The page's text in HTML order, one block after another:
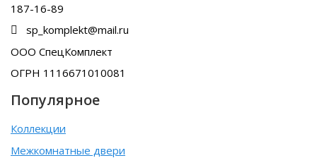
187-16-89
sp_komplekt@mail.ru
ООО СпецКомплект
ОГРН 1116671010081
Популярное
Коллекции
Межкомнатные двери